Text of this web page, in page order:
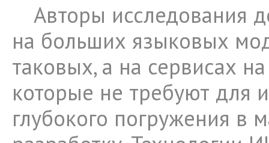
Авторы исследования
на больших языковых
таковых, а на сервисах
которые не требуют для
глубокого погружения в